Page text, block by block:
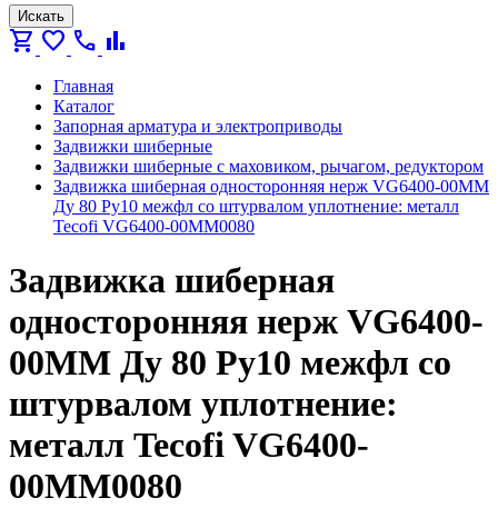
Искать
shopping_cart favorite call bar_chart
Главная
Каталог
Запорная арматура и электроприводы
Задвижки шиберные
Задвижки шиберные с маховиком, рычагом, редуктором
Задвижка шиберная односторонняя нерж VG6400-00MM
Ду 80 Ру10 межфл со штурвалом уплотнение: металл
Tecofi VG6400-00MM0080
Задвижка шиберная
односторонняя нерж VG6400-
00MM Ду 80 Ру10 межфл со
штурвалом уплотнение:
металл Tecofi VG6400-
00MM0080